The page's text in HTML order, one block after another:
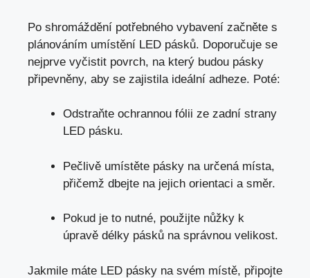
Po shromáždění potřebného vybavení začněte s
plánováním umístění LED pásků. Doporučuje se
nejprve vyčistit povrch, na který budou pásky
připevněny, aby se zajistila ideální adheze. Poté:
Odstraňte ochrannou fólii ze zadní strany
LED pásku.
Pečlivě umístěte pásky na určená místa,
přičemž dbejte na jejich orientaci a směr.
Pokud je to nutné, použijte nůžky k
úpravě délky pásků na správnou velikost.
Jakmile máte LED pásky na svém místě, připojte